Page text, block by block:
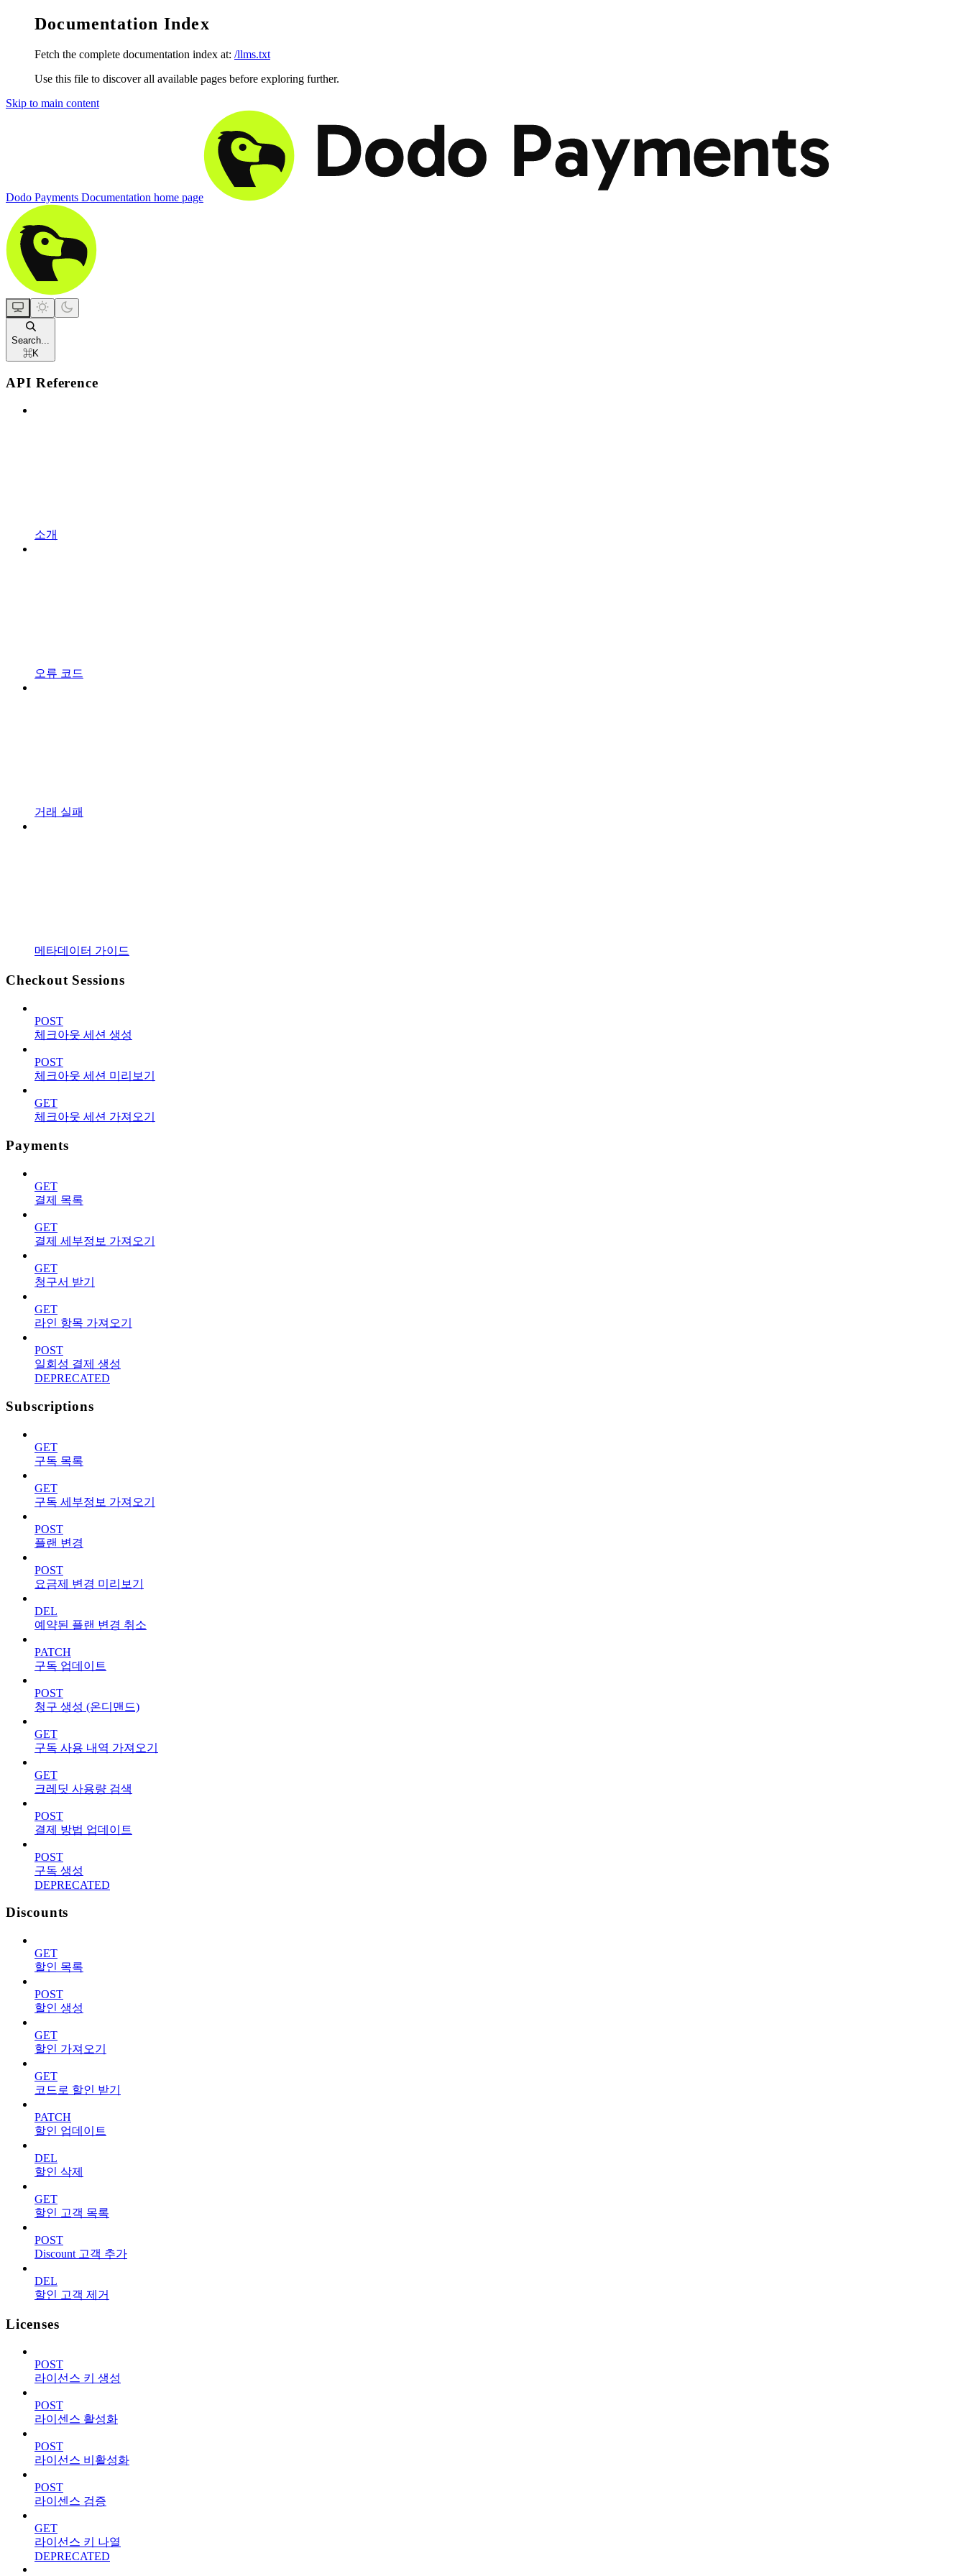
Documentation Index
Fetch the complete documentation index at: /llms.txt
Use this file to discover all available pages before exploring further.
Skip to main content
Dodo Payments Documentation home page
Search...
⌘K
API Reference
소개
오류 코드
거래 실패
메타데이터 가이드
Checkout Sessions
POST
체크아웃 세션 생성
POST
체크아웃 세션 미리보기
GET
체크아웃 세션 가져오기
Payments
GET
결제 목록
GET
결제 세부정보 가져오기
GET
청구서 받기
GET
라인 항목 가져오기
POST
일회성 결제 생성
DEPRECATED
Subscriptions
GET
구독 목록
GET
구독 세부정보 가져오기
POST
플랜 변경
POST
요금제 변경 미리보기
DEL
예약된 플랜 변경 취소
PATCH
구독 업데이트
POST
청구 생성 (온디맨드)
GET
구독 사용 내역 가져오기
GET
크레딧 사용량 검색
POST
결제 방법 업데이트
POST
구독 생성
DEPRECATED
Discounts
GET
할인 목록
POST
할인 생성
GET
할인 가져오기
GET
코드로 할인 받기
PATCH
할인 업데이트
DEL
할인 삭제
GET
할인 고객 목록
POST
Discount 고객 추가
DEL
할인 고객 제거
Licenses
POST
라이선스 키 생성
POST
라이센스 활성화
POST
라이선스 비활성화
POST
라이센스 검증
GET
라이선스 키 나열
DEPRECATED